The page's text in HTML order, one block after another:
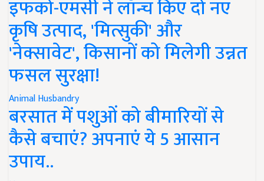
इफको-एमसी ने लॉन्च किए दो नए
कृषि उत्पाद, 'मित्सुकी' और
'नेक्सावेट', किसानों को मिलेगी उन्नत
फसल सुरक्षा!
Animal Husbandry
बरसात में पशुओं को बीमारियों से
कैसे बचाएं? अपनाएं ये 5 आसान
उपाय..